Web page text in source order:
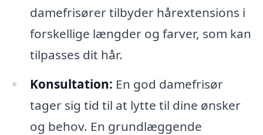
damefrisører tilbyder hårextensions i
forskellige længder og farver, som kan
tilpasses dit hår.
Konsultation: En god damefrisør
tager sig tid til at lytte til dine ønsker
og behov. En grundlæggende